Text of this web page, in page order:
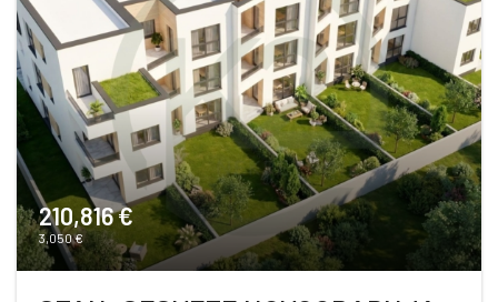
210,816 €
3,050 €